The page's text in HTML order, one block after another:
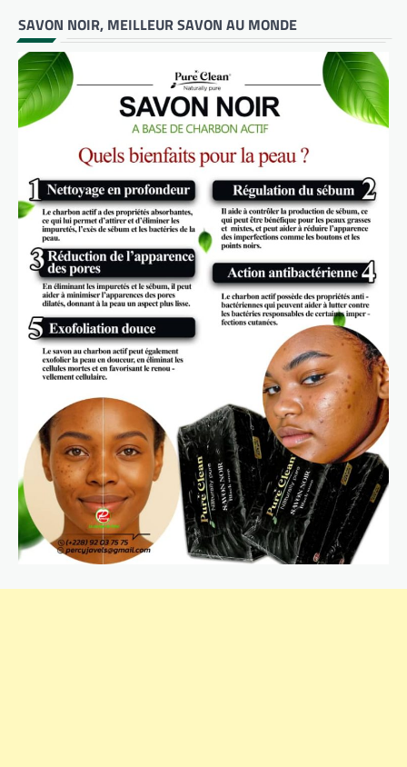
SAVON NOIR, MEILLEUR SAVON AU MONDE